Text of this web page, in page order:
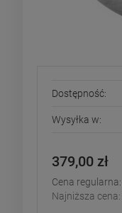
Dostępność:
Wysyłka w:
379,00 zł
Cena regularna:
Najniższa cena: